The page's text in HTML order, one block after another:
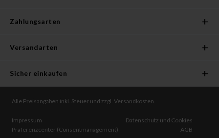
Zahlungsarten
Versandarten
Sicher einkaufen
Alle Preisangaben inkl. Steuer und zzgl. Versandkosten
Impressum
Datenschutz und Cookies
Präferenzcenter (Consentmanagement)
AGB